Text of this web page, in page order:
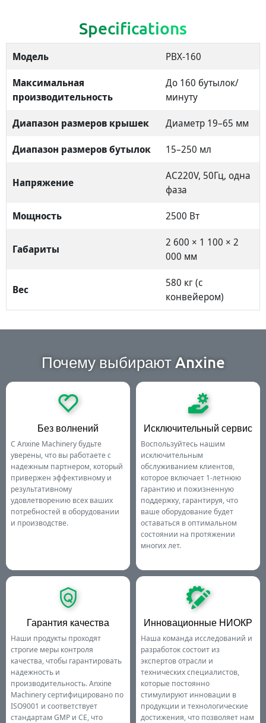
Specifications
Модель
PBX-160
Максимальная
производительность
До 160 бутылок/
минуту
Диапазон размеров крышек
Диаметр 19–65 мм
Диапазон размеров бутылок
15–250 мл
Напряжение
AC220V, 50Гц, одна
фаза
Мощность
2500 Вт
Габариты
2 600 × 1 100 × 2
000 мм
Вес
580 кг (с
конвейером)
Почему выбирают Anxine
Без волнений
С Anxine Machinery будьте
уверены, что вы работаете с
надежным партнером, который
привержен эффективному и
результативному
удовлетворению всех ваших
потребностей в оборудовании
и производстве.
Исключительный сервис
Воспользуйтесь нашим
исключительным
обслуживанием клиентов,
которое включает 1-летнюю
гарантию и пожизненную
поддержку, гарантируя, что
ваше оборудование будет
оставаться в оптимальном
состоянии на протяжении
многих лет.
Гарантия качества
Наши продукты проходят
строгие меры контроля
качества, чтобы гарантировать
надежность и
производительность. Anxine
Machinery сертифицировано по
ISO9001 и соответствует
стандартам GMP и CE, что
Инновационные НИОКР
Наша команда исследований и
разработок состоит из
экспертов отрасли и
технических специалистов,
которые постоянно
стимулируют инновации в
продукции и технологические
достижения, что позволяет нам